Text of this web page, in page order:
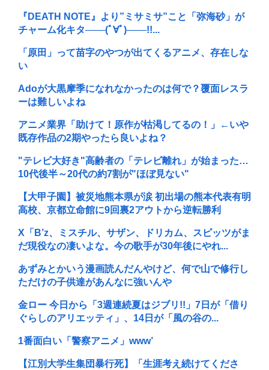
『DEATH NOTE』より”ミサミサ”こと「弥海砂」が
チャーム化キタ───(ﾟ∀ﾟ)───!!...
「原田」って苗字のやつが出てくるアニメ、存在しな
い
Adoが大黒摩季になれなかったのは何で？覆面レスラ
ーは難しいよね
アニメ業界「助けて！原作が枯渇してるの！」←いや
既存作品の2期やったら良いよね？
"テレビ大好き"高齢者の「テレビ離れ」が始まった…
10代後半～20代の約7割が"ほぼ見ない"
【大甲子園】被災地熊本県が涙 初出場の熊本代表有明
高校、京都立命館に9回裏2アウトから逆転勝利
X「B’z、ミスチル、サザン、ドリカム、スピッツがま
だ現役なの凄いよな。今の歌手が30年後にやれ...
あずみとかいう漫画読んだんやけど、何で山で修行し
ただけの子供達があんなに強いんや
金ロー 今日から「3週連続夏はジブリ!!」7日が「借り
ぐらしのアリエッティ」、14日が「風の谷の...
1番面白い「警察アニメ」www’
【江別大学生集団暴行死】「生涯考え続けてくださ